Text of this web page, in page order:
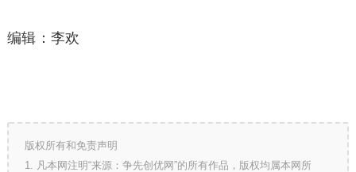
编辑：李欢
版权所有和免责声明
1. 凡本网注明“来源：争先创优网”的所有作品，版权均属本网所